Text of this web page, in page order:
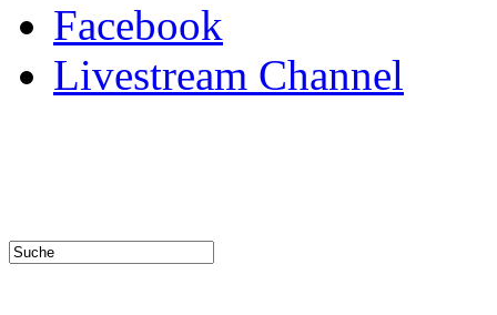
Facebook
Livestream Channel